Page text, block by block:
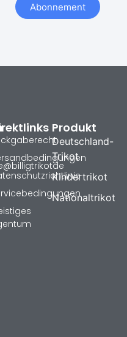
Abonnement
Produkt
Deutschland-
Trikot
Kindertrikot
Nationaltrikot